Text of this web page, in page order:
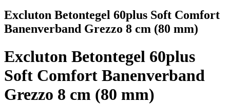
Excluton Betontegel 60plus Soft Comfort
Banenverband Grezzo 8 cm (80 mm)
Excluton Betontegel 60plus
Soft Comfort Banenverband
Grezzo 8 cm (80 mm)